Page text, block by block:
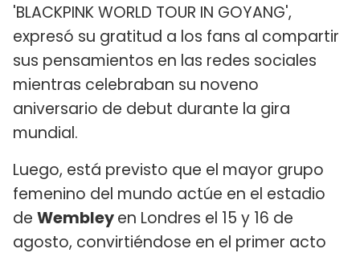
'BLACKPINK WORLD TOUR IN GOYANG',
expresó su gratitud a los fans al compartir
sus pensamientos en las redes sociales
mientras celebraban su noveno
aniversario de debut durante la gira
mundial.
Luego, está previsto que el mayor grupo
femenino del mundo actúe en el estadio
de Wembleyen Londres el 15 y 16 de
agosto, convirtiéndose en el primer acto